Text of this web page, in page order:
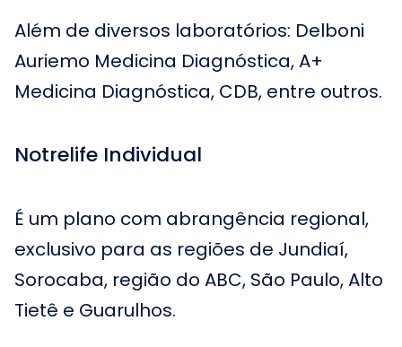
Além de diversos laboratórios: Delboni
Auriemo Medicina Diagnóstica, A+
Medicina Diagnóstica, CDB, entre outros.
Notrelife Individual
É um plano com abrangência regional,
exclusivo para as regiões de Jundiaí,
Sorocaba, região do ABC, São Paulo, Alto
Tietê e Guarulhos.